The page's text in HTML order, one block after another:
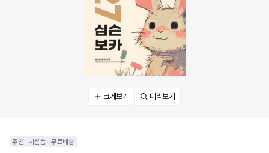
크게보기 미리보기
추천 사은품 무료배송
[영어] 2027 공단기 심슨 보카
공단기(에스티유니타스) 2026년 05월 22일